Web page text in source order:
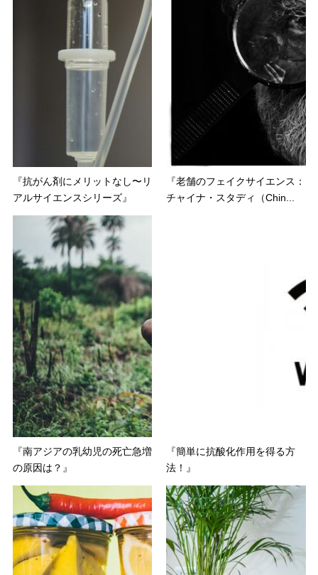
『抗がん剤にメリットなし〜リ
アルサイエンスシリーズ』
『老舗のフェイクサイエンス：
チャイナ・スタディ（Chin...
『南アジアの乳幼児の死亡急増
の原因は？』
『簡単に抗酸化作用を得る方
法！』